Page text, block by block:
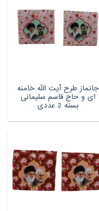
جانماز طرح آیت الله خامنه
ای و حاج قاسم سلیمانی
بسته 2 عددی